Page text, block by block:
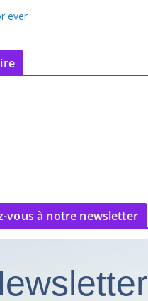
ever
vous à notre newsletter